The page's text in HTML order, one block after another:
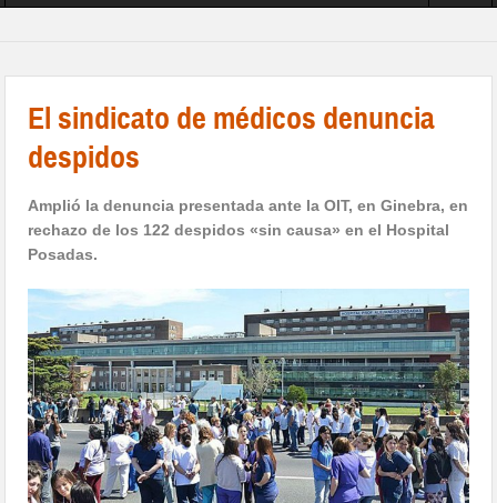
El sindicato de médicos denuncia
despidos
Amplió la denuncia presentada ante la OIT, en Ginebra, en
rechazo de los 122 despidos «sin causa» en el Hospital
Posadas.